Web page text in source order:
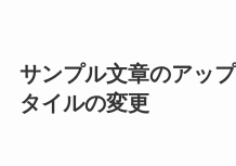
サンプル文章のアッ
タイルの変更